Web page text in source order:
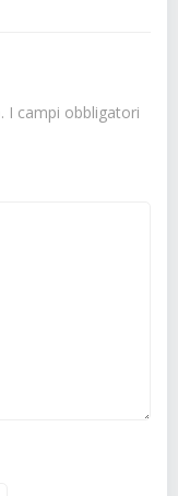
I campi obbligatori